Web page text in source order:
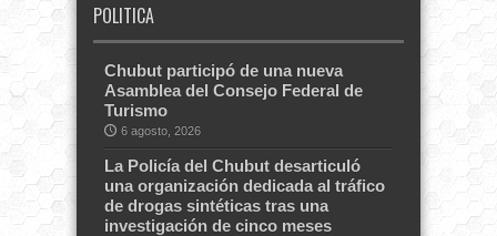
POLITICA
Chubut participó de una nueva
Asamblea del Consejo Federal de
Turismo
6 agosto, 2026
La Policía del Chubut desarticuló
una organización dedicada al tráfico
de drogas sintéticas tras una
investigación de cinco meses